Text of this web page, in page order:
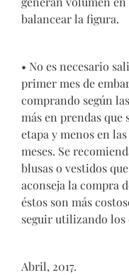
balancear la figura.
• No es necesario
primer mes de
comprando según
más en prendas que
etapa y menos en
meses. Se
blusas o vestidos
aconseja la compra
éstos son más
seguir utilizando los
Abril, 2017.